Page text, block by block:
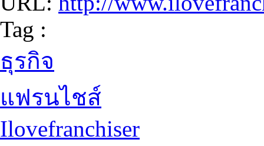
Tag :
ธุรกิจ
แฟรนไชส์
Ilovefranchiser